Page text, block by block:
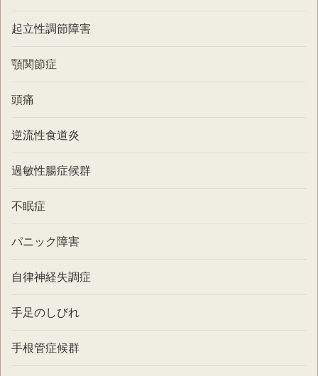
起立性調節障害
顎関節症
頭痛
逆流性食道炎
過敏性腸症候群
不眠症
パニック障害
自律神経失調症
手足のしびれ
手根管症候群